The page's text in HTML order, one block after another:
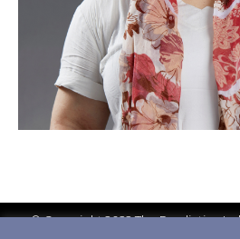
© Copyright 2022 The Predictive